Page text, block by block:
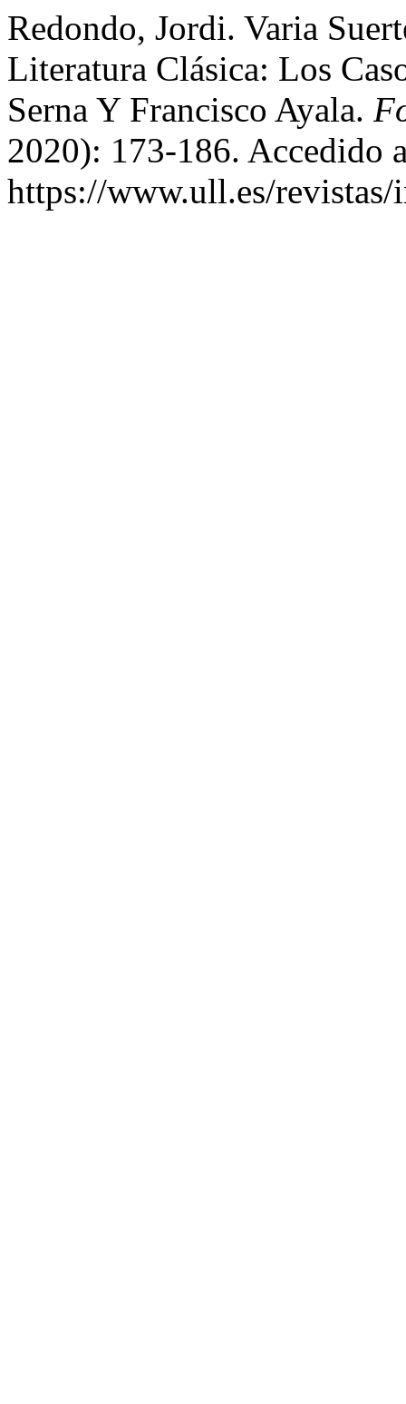
Redondo, Jordi. Varia
Literatura Clásica: Los
Serna Y Francisco Ayala.
2020): 173-186. Accedido
https://www.ull.es/